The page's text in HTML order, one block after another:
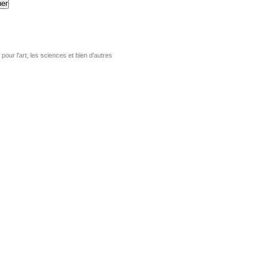
pour l'art, les sciences et bien d'autres